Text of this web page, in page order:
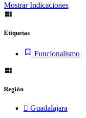
Mostrar Indicaciones
Etiquetas
Funcionalismo
Región
Guadalajara